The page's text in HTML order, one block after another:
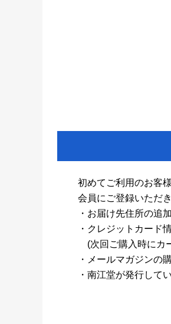
初めてご利用のお客
会員にご登録いただ
・お届け先住所の追
・クレジットカード
(次回ご購入時にカ
・メールマガジンの
・南江堂が発行して